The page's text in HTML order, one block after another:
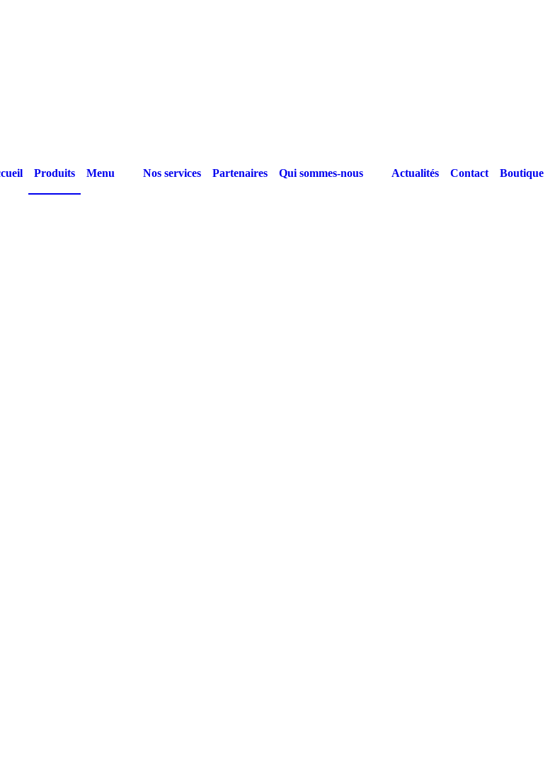
Produits Menu Nos services Partenaires Qui sommes-nous Actualités Contact Boutique